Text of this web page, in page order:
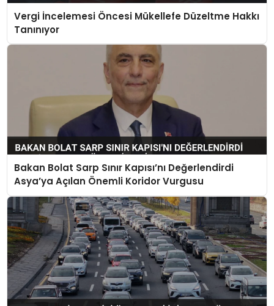
Vergi İncelemesi Öncesi Mükellefe Düzeltme Hakkı
Tanınıyor
Bakan Bolat Sarp Sınır Kapısı’nı Değerlendirdi
Asya’ya Açılan Önemli Koridor Vurgusu